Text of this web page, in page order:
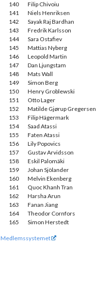
140
Filip Chivoiu
141
Niels Henriksen
142
Sayak Raj Bardhan
143
Fredrik Karlsson
144
Sara Ostafiev
145
Mattias Nyberg
146
Leopold Martin
147
Dan Ljungstam
148
Mats Wall
149
Simon Berg
150
Henry Groblewski
151
Otto Lager
152
Matilde Gjørup Gregersen
153
Filip Hägermark
154
Saad Atassi
155
Faten Atassi
156
Lily Popovics
157
Gustav Arvidsson
158
Eskil Palomäki
159
Johan Sjölander
160
Melvin Ekenberg
161
Quoc Khanh Tran
162
Harsha Arun
163
Fanan Jiang
164
Theodor Cornfors
165
Simon Herstedt
Medlemssystemet